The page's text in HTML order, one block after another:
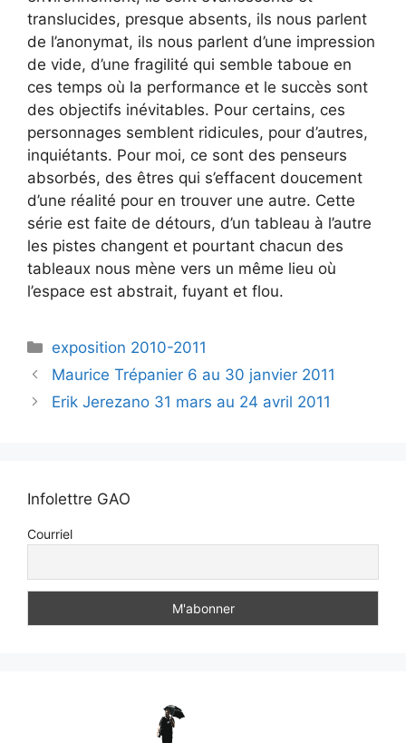
translucides, presque absents, ils nous parlent
de l’anonymat, ils nous parlent d’une impression
de vide, d’une fragilité qui semble taboue en
ces temps où la performance et le succès sont
des objectifs inévitables. Pour certains, ces
personnages semblent ridicules, pour d’autres,
inquiétants. Pour moi, ce sont des penseurs
absorbés, des êtres qui s’effacent doucement
d’une réalité pour en trouver une autre. Cette
série est faite de détours, d’un tableau à l’autre
les pistes changent et pourtant chacun des
tableaux nous mène vers un même lieu où
l’espace est abstrait, fuyant et flou.
exposition 2010-2011
Maurice Trépanier 6 au 30 janvier 2011
Erik Jerezano 31 mars au 24 avril 2011
Infolettre GAO
Courriel